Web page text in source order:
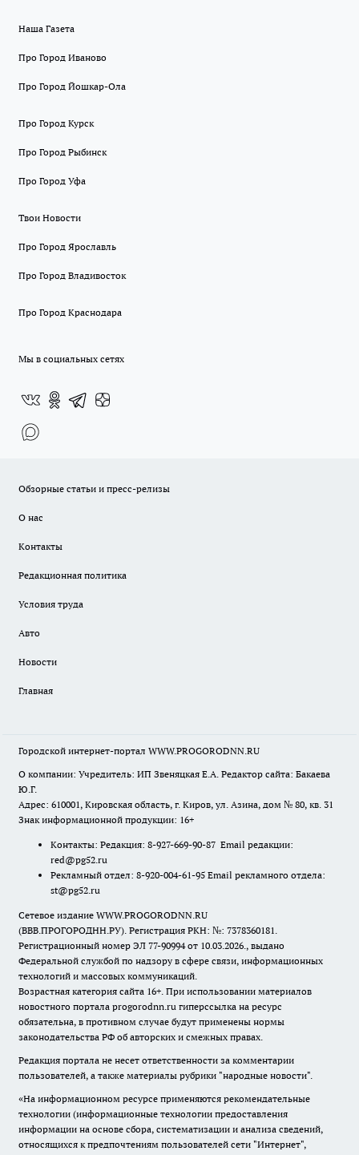
Наша Газета
Про Город Иваново
Про Город Йошкар-Ола
Про Город Курск
Про Город Рыбинск
Про Город Уфа
Твои Новости
Про Город Ярославль
Про Город Владивосток
Про Город Краснодара
Мы в социальных сетях
Обзорные статьи и пресс-релизы
О нас
Контакты
Редакционная политика
Условия труда
Авто
Новости
Главная
Городской интернет-портал WWW.PROGORODNN.RU
О компании: Учредитель: ИП Звеняцкая Е.А. Редактор сайта: Бакаева
Ю.Г.
Адрес: 610001, Кировская область, г. Киров, ул. Азина, дом № 80, кв. 31
Знак информационной продукции: 16+
Контакты: Редакция: 8-927-669-90-87 Email редакции:
red@pg52.ru
Рекламный отдел: 8-920-004-61-95 Email рекламного отдела:
st@pg52.ru
Сетевое издание WWW.PROGORODNN.RU
(ВВВ.ПРОГОРОДНН.РУ). Регистрация РКН: №: 7378360181.
Регистрационный номер ЭЛ 77-90994 от 10.03.2026., выдано
Федеральной службой по надзору в сфере связи, информационных
технологий и массовых коммуникаций.
Возрастная категория сайта 16+. При использовании материалов
новостного портала progorodnn.ru гиперссылка на ресурс
обязательна, в противном случае будут применены нормы
законодательства РФ об авторских и смежных правах.
Редакция портала не несет ответственности за комментарии
пользователей, а также материалы рубрики "народные новости".
«На информационном ресурсе применяются рекомендательные
технологии (информационные технологии предоставления
информации на основе сбора, систематизации и анализа сведений,
относящихся к предпочтениям пользователей сети "Интернет",